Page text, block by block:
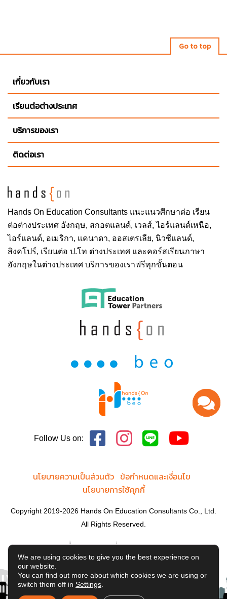
Go to top
Hands On Education Consultants แนะแนวศึกษาต่อ เรียน
ต่อต่างประเทศ อังกฤษ, สกอตแลนด์, เวลส์, ไอร์แลนด์เหนือ,
ไอร์แลนด์, อเมริกา, แคนาดา, ออสเตรเลีย, นิวซีแลนด์,
สิงคโปร์, เรียนต่อ ป.โท ต่างประเทศ และคอร์สเรียนภาษา
อังกฤษในต่างประเทศ บริการของเราฟรีทุกขั้นตอน
เกี่ยวกับเรา
เรียนต่อต่างประเทศ
บริการของเรา
ติดต่อเรา
Follow Us on:
นโยบายความเป็นส่วนตัว ข้อกำหนดและเงื่อนไข
นโยบายการใช้คุกกี้
Copyright 2019-2026 Hands On Education Consultants Co., Ltd.
All Rights Reserved.
We are using cookies to give you the best experience on
our website.
You can find out more about which cookies we are using or
switch them off in Settings